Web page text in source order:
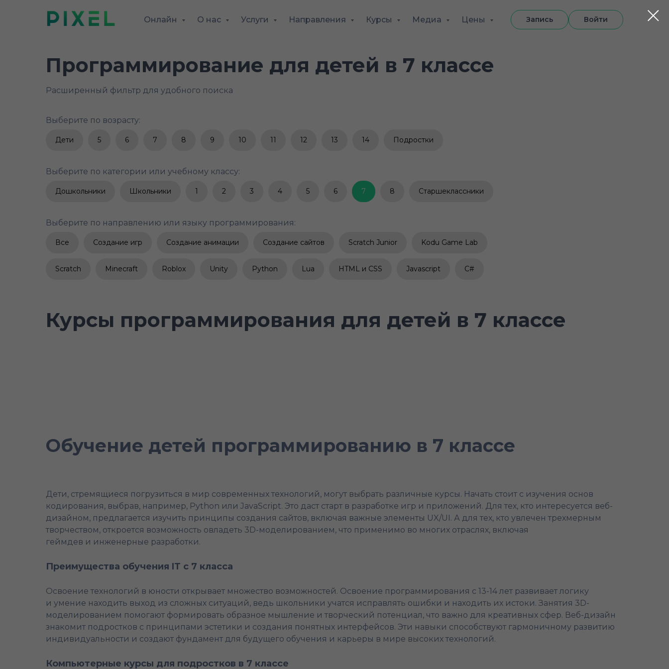
Онлайн О нас Услуги Направления Курсы Медиа Цены Запись Войти
Программирование для детей в 7 классе
Расширенный фильтр для удобного поиска
Выберите по возрасту:
Дети 5 6 7 8 9 10 11 12 13 14 Подростки
Выберите по категории или учебному классу:
Дошкольники Школьники 1 2 3 4 5 6 7 8 Старшеклассники
Выберите по направлению или языку программирования:
Все Создание игр Создание анимации Создание сайтов Scratch Junior Kodu Game Lab
Scratch Minecraft Roblox Unity Python Lua HTML и CSS Javascript C#
Курсы программирования для детей в 7 классе
Обучение детей программированию в 7 классе
Дети, стремящиеся погрузиться в мир современных технологий, могут выбрать различные курсы. Начать стоит с изучения основ
кодирования, выбрав, например, Python или JavaScript. Это даст старт в разработке игр и приложений. Для тех, кто интересуется веб-
дизайном, предлагается изучить принципы создания сайтов, включая важные элементы UX/UI. А для тех, кто увлечен трехмерным
творчеством, откроется возможность овладеть 3D-моделированием, что применимо во многих отраслях, включая
геймдев и инженерные разработки.
Преимущества обучения IT с 7 класса
Освоение технологий в юности открывает множество возможностей. Освоение программирования с 13-14 лет развивает логику
и умение находить выход из сложных ситуаций, ведь школьники учатся исправлять ошибки и находить их истоки. Занятия 3D-
моделированием помогают формировать образное мышление и творческий потенциал, что важно для креативных сфер. Веб-дизайн
знакомит подростков с принципами эстетики и создания понятных интерфейсов. Эти навыки способствуют гармоничному развитию
индивидуальности и создают фундамент для будущего обучения и карьеры в мире высоких технологий.
Компьютерные курсы для подростков в 7 классе